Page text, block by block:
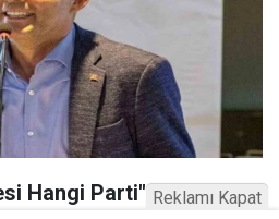
Hangi Parti" Gündem
Reklamı Kapat